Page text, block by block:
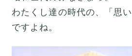
わたくし達の時代の、「思
ですよね。